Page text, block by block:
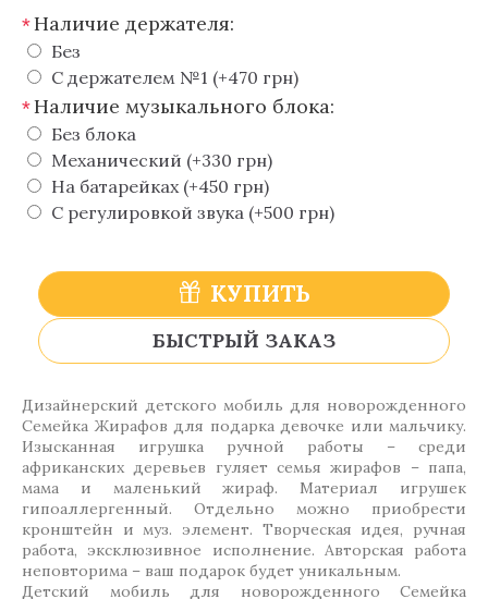
*Наличие держателя:
Без
С держателем №1 (+470 грн)
*Наличие музыкального блока:
Без блока
Механический (+330 грн)
На батарейках (+450 грн)
С регулировкой звука (+500 грн)
КУПИТЬ
БЫСТРЫЙ ЗАКАЗ
Дизайнерский детского мобиль для новорожденного
Семейка Жирафов для подарка девочке или мальчику.
Изысканная игрушка ручной работы – среди
африканских деревьев гуляет семья жирафов – папа,
мама и маленький жираф. Материал игрушек
гипоаллергенный. Отдельно можно приобрести
кронштейн и муз. элемент. Творческая идея, ручная
работа, эксклюзивное исполнение. Авторская работа
неповторима – ваш подарок будет уникальным.
Детский мобиль для новорожденного Семейка